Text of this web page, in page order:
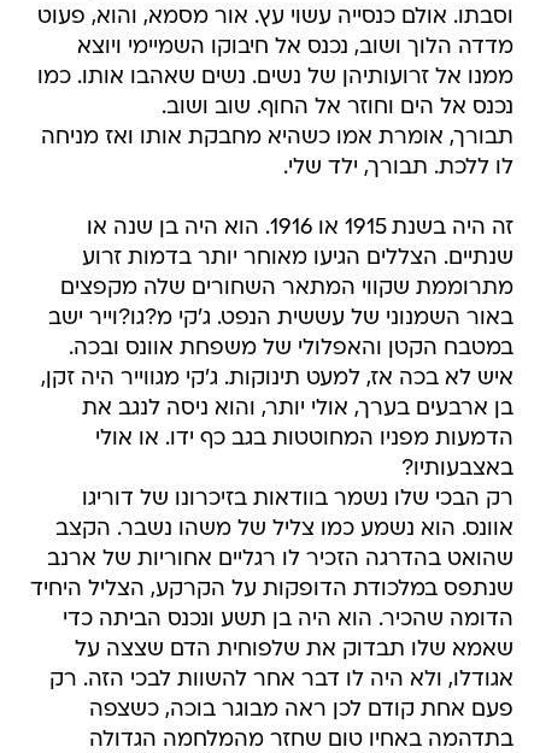
וסבתו. אולם כנסייה עשוי עץ. אור מסמא, והוא, פעוט
מדדה הלוך ושוב, נכנס אל חיבוקו השמיימי ויוצא
ממנו אל זרועותיהן של נשים. נשים שאהבו אותו. כמו
נכנס אל הים וחוזר אל החוף. שוב ושוב.
תבורך, אומרת אמו כשהיא מחבקת אותו ואז מניחה
לו ללכת. תבורך, ילד שלי.
זה היה בשנת 1915 או 1916. הוא היה בן שנה או
שנתיים. הצללים הגיעו מאוחר יותר בדמות זרוע
מתרוממת שקווי המתאר השחורים שלה מקפצים
באור השמנוני של עששית הנפט. ג'קי מ?גו?וייר ישב
במטבח הקטן והאפלולי של משפחת אוונס ובכה.
איש לא בכה אז, למעט תינוקות. ג'קי מגווייר היה זקן,
בן ארבעים בערך, אולי יותר, והוא ניסה לנגב את
הדמעות מפניו המחוטטות בגב כף ידו. או אולי
באצבעותיו?
רק הבכי שלו נשמר בוודאות בזיכרונו של דוריגו
אוונס. הוא נשמע כמו צליל של משהו נשבר. הקצב
שהואט בהדרגה הזכיר לו רגליים אחוריות של ארנב
שנתפס במלכודת הדופקות על הקרקע, הצליל היחיד
הדומה שהכיר. הוא היה בן תשע ונכנס הביתה כדי
שאמא שלו תבדוק את שלפוחית הדם שצצה על
אגודלו, ולא היה לו דבר אחר להשוות לבכי הזה. רק
פעם אחת קודם לכן ראה מבוגר בוכה, כשצפה
בתדהמה באחיו טום שחזר מהמלחמה הגדולה